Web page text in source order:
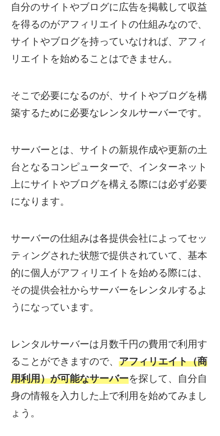
自分のサイトやブログに広告を掲載して収益
を得るのがアフィリエイトの仕組みなので、
サイトやブログを持っていなければ、アフィ
リエイトを始めることはできません。
そこで必要になるのが、サイトやブログを構
築するために必要なレンタルサーバーです。
サーバーとは、サイトの新規作成や更新の土
台となるコンピューターで、インターネット
上にサイトやブログを構える際には必ず必要
になります。
サーバーの仕組みは各提供会社によってセッ
ティングされた状態で提供されていて、基本
的に個人がアフィリエイトを始める際には、
その提供会社からサーバーをレンタルするよ
うになっています。
レンタルサーバーは月数千円の費用で利用す
ることができますので、アフィリエイト（商
用利用）が可能なサーバーを探して、自分自
身の情報を入力した上で利用を始めてみまし
ょう。